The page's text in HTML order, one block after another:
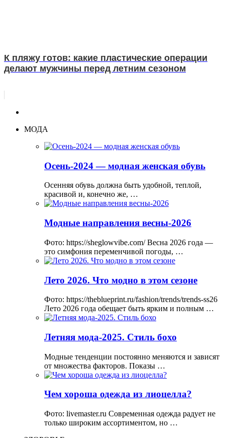
К пляжу готов: какие пластические операции
делают мужчины перед летним сезоном
МОДА
Осень-2024 — модная женская обувь
Осенняя обувь должна быть удобной, теплой,
красивой и, конечно же, …
Модные направления весны-2026
Фото: https://sheglowvibe.com/ Весна 2026 года —
это симфония переменчивой погоды, …
Лето 2026. Что модно в этом сезоне
Фото: https://theblueprint.ru/fashion/trends/trends-ss26
Лето 2026 года обещает быть ярким и полным …
Летняя мода-2025. Стиль бохо
Модные тенденции постоянно меняются и зависят
от множества факторов. Показы …
Чем хороша одежда из лиоцелла?
Фото: livemaster.ru Современная одежда радует не
только широким ассортиментом, но …